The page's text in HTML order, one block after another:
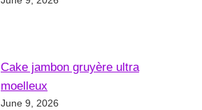
Cake jambon gruyère ultra
moelleux
June 9, 2026